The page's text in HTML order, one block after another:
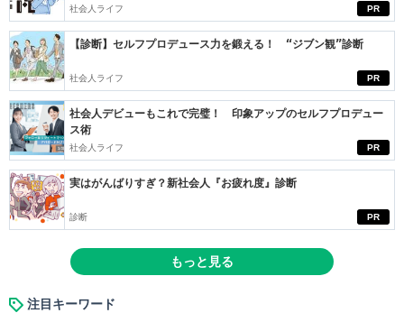
PR
社会人ライフ
PR
【診断】セルフプロデュース力を鍛える！ “ジブン観”診断
社会人ライフ
PR
社会人デビューもこれで完璧！ 印象アップのセルフプロデュー
ス術
社会人ライフ
PR
実はがんばりすぎ？新社会人『お疲れ度』診断
診断
もっと見る
注目キーワード